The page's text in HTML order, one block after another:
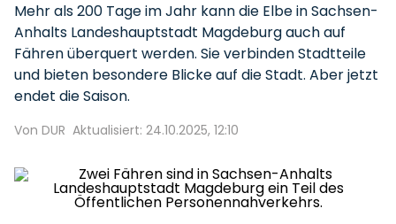
Mehr als 200 Tage im Jahr kann die Elbe in Sachsen-
Anhalts Landeshauptstadt Magdeburg auch auf
Fähren überquert werden. Sie verbinden Stadtteile
und bieten besondere Blicke auf die Stadt. Aber jetzt
endet die Saison.
Von DUR Aktualisiert: 24.10.2025, 12:10